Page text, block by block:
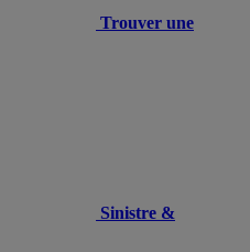
Trouver une
Sinistre &